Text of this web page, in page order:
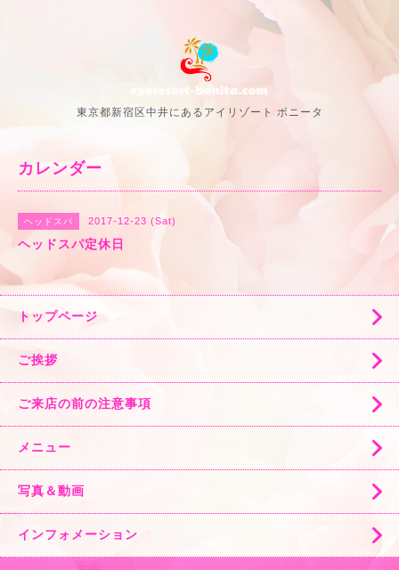
東京都新宿区中井にあるアイリゾート ボニータ
カレンダー
ヘッドスパ 2017-12-23 (Sat)
ヘッドスパ定休日
トップページ
ご挨拶
ご来店の前の注意事項
メニュー
写真＆動画
インフォメーション